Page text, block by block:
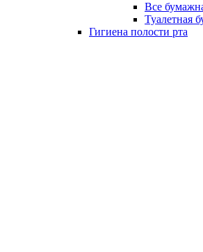
Все
Туалетная
Гигиена полости рта